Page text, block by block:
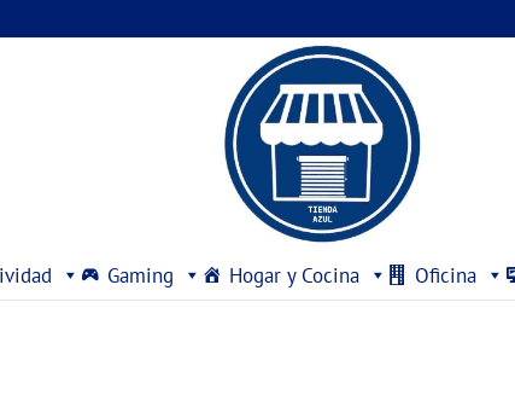
Gaming Hogar y Cocina Oficina